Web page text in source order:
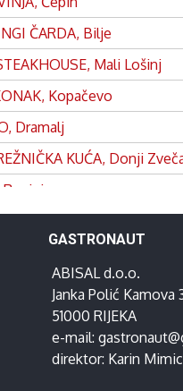
ČARDA, Bilje
Mali Lošinj
Kopačevo
Dramalj
KUĆA, Donji
Rovinj
Ogulin
Lovran
Vrbnik
GASTRONAUT
ABISAL d.o.o.
Janka Polić Kamova
51000 RIJEKA
e-mail:
direktor: Karin